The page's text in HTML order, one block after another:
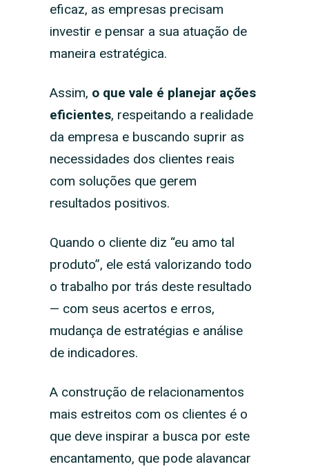
eficaz, as empresas precisam
investir e pensar a sua atuação de
maneira estratégica.
Assim, o que vale é planejar ações
eficientes, respeitando a realidade
da empresa e buscando suprir as
necessidades dos clientes reais
com soluções que gerem
resultados positivos.
Quando o cliente diz “eu amo tal
produto”, ele está valorizando todo
o trabalho por trás deste resultado
— com seus acertos e erros,
mudança de estratégias e análise
de indicadores.
A construção de relacionamentos
mais estreitos com os clientes é o
que deve inspirar a busca por este
encantamento, que pode alavancar